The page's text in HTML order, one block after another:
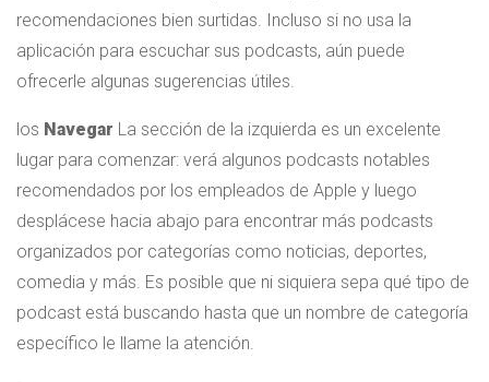
recomendaciones bien surtidas. Incluso si no usa la
aplicación para escuchar sus podcasts, aún puede
ofrecerle algunas sugerencias útiles.
los Navegar La sección de la izquierda es un excelente
lugar para comenzar: verá algunos podcasts notables
recomendados por los empleados de Apple y luego
desplácese hacia abajo para encontrar más podcasts
organizados por categorías como noticias, deportes,
comedia y más. Es posible que ni siquiera sepa qué tipo de
podcast está buscando hasta que un nombre de categoría
específico le llame la atención.